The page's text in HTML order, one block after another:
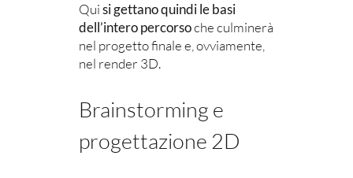
Quisi gettano quindi le basi
dell’intero percorsoche culminerà
nel progetto finale e, ovviamente,
nel render 3D.
Brainstorming e
progettazione 2D